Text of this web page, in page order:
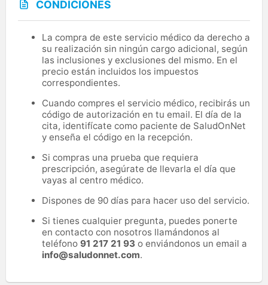
CONDICIONES
La compra de este servicio médico da derecho a
su realización sin ningún cargo adicional, según
las inclusiones y exclusiones del mismo. En el
precio están incluidos los impuestos
correspondientes.
Cuando compres el servicio médico, recibirás un
código de autorización en tu email. El día de la
cita, identifícate como paciente de SaludOnNet
y enseña el código en la recepción.
Si compras una prueba que requiera
prescripción, asegúrate de llevarla el día que
vayas al centro médico.
Dispones de 90 días para hacer uso del servicio.
Si tienes cualquier pregunta, puedes ponerte
en contacto con nosotros llamándonos al
teléfono 91 217 21 93 o enviándonos un email a
info@saludonnet.com.